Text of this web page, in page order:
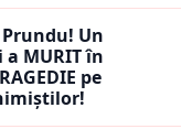
Prundu! Un
a MURIT în
pe